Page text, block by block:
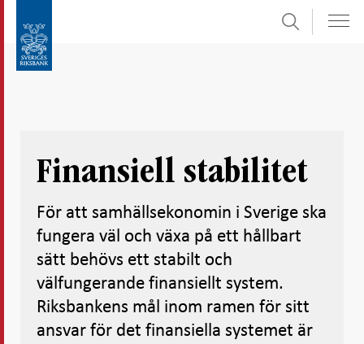
direkt
Sök
Finansiell stabilitet
För att samhällsekonomin i Sverige ska
fungera väl och växa på ett hållbart
sätt behövs ett stabilt och
välfungerande finansiellt system.
Riksbankens mål inom ramen för sitt
ansvar för det finansiella systemet är